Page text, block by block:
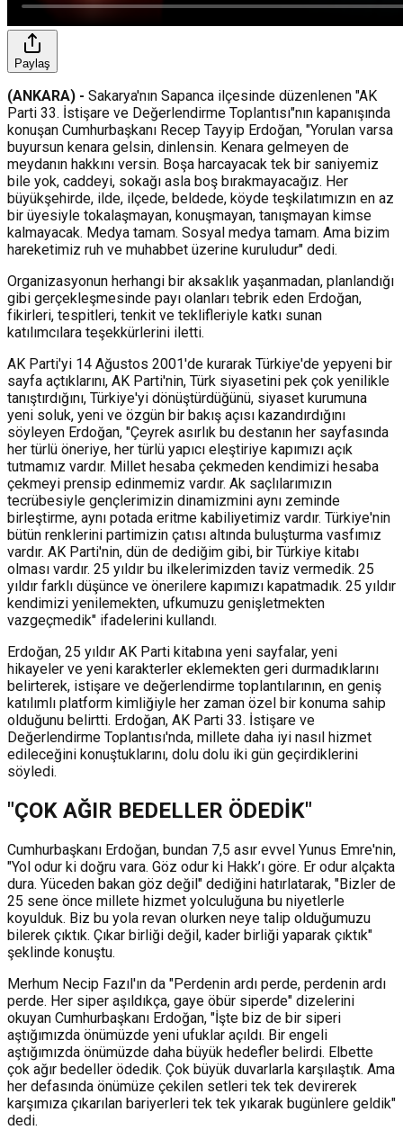
Paylaş
(ANKARA) - Sakarya'nın Sapanca ilçesinde düzenlenen "AK
Parti 33. İstişare ve Değerlendirme Toplantısı"nın kapanışında
konuşan Cumhurbaşkanı Recep Tayyip Erdoğan, "Yorulan varsa
buyursun kenara gelsin, dinlensin. Kenara gelmeyen de
meydanın hakkını versin. Boşa harcayacak tek bir saniyemiz
bile yok, caddeyi, sokağı asla boş bırakmayacağız. Her
büyükşehirde, ilde, ilçede, beldede, köyde teşkilatımızın en az
bir üyesiyle tokalaşmayan, konuşmayan, tanışmayan kimse
kalmayacak. Medya tamam. Sosyal medya tamam. Ama bizim
hareketimiz ruh ve muhabbet üzerine kuruludur" dedi.
Organizasyonun herhangi bir aksaklık yaşanmadan, planlandığı
gibi gerçekleşmesinde payı olanları tebrik eden Erdoğan,
fikirleri, tespitleri, tenkit ve teklifleriyle katkı sunan
katılımcılara teşekkürlerini iletti.
AK Parti'yi 14 Ağustos 2001'de kurarak Türkiye'de yepyeni bir
sayfa açtıklarını, AK Parti'nin, Türk siyasetini pek çok yenilikle
tanıştırdığını, Türkiye'yi dönüştürdüğünü, siyaset kurumuna
yeni soluk, yeni ve özgün bir bakış açısı kazandırdığını
söyleyen Erdoğan, "Çeyrek asırlık bu destanın her sayfasında
her türlü öneriye, her türlü yapıcı eleştiriye kapımızı açık
tutmamız vardır. Millet hesaba çekmeden kendimizi hesaba
çekmeyi prensip edinmemiz vardır. Ak saçlılarımızın
tecrübesiyle gençlerimizin dinamizmini aynı zeminde
birleştirme, aynı potada eritme kabiliyetimiz vardır. Türkiye'nin
bütün renklerini partimizin çatısı altında buluşturma vasfımız
vardır. AK Parti'nin, dün de dediğim gibi, bir Türkiye kitabı
olması vardır. 25 yıldır bu ilkelerimizden taviz vermedik. 25
yıldır farklı düşünce ve önerilere kapımızı kapatmadık. 25 yıldır
kendimizi yenilemekten, ufkumuzu genişletmekten
vazgeçmedik" ifadelerini kullandı.
Erdoğan, 25 yıldır AK Parti kitabına yeni sayfalar, yeni
hikayeler ve yeni karakterler eklemekten geri durmadıklarını
belirterek, istişare ve değerlendirme toplantılarının, en geniş
katılımlı platform kimliğiyle her zaman özel bir konuma sahip
olduğunu belirtti. Erdoğan, AK Parti 33. İstişare ve
Değerlendirme Toplantısı'nda, millete daha iyi nasıl hizmet
edileceğini konuştuklarını, dolu dolu iki gün geçirdiklerini
söyledi.
"ÇOK AĞIR BEDELLER ÖDEDİK"
Cumhurbaşkanı Erdoğan, bundan 7,5 asır evvel Yunus Emre'nin,
"Yol odur ki doğru vara. Göz odur ki Hakk’ı göre. Er odur alçakta
dura. Yüceden bakan göz değil" dediğini hatırlatarak, "Bizler de
25 sene önce millete hizmet yolculuğuna bu niyetlerle
koyulduk. Biz bu yola revan olurken neye talip olduğumuzu
bilerek çıktık. Çıkar birliği değil, kader birliği yaparak çıktık"
şeklinde konuştu.
Merhum Necip Fazıl'ın da "Perdenin ardı perde, perdenin ardı
perde. Her siper aşıldıkça, gaye öbür siperde" dizelerini
okuyan Cumhurbaşkanı Erdoğan, "İşte biz de bir siperi
aştığımızda önümüzde yeni ufuklar açıldı. Bir engeli
aştığımızda önümüzde daha büyük hedefler belirdi. Elbette
çok ağır bedeller ödedik. Çok büyük duvarlarla karşılaştık. Ama
her defasında önümüze çekilen setleri tek tek devirerek
karşımıza çıkarılan bariyerleri tek tek yıkarak bugünlere geldik"
dedi.